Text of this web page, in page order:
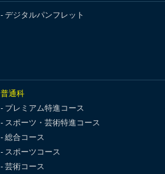
デジタルパンフレット
普通科
プレミアム特進コース
スポーツ・芸術特進コース
総合コース
スポーツコース
芸術コース